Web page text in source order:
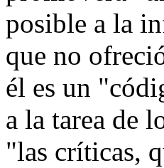
posible a la
que no
él es un
a la tarea de
"las críticas,